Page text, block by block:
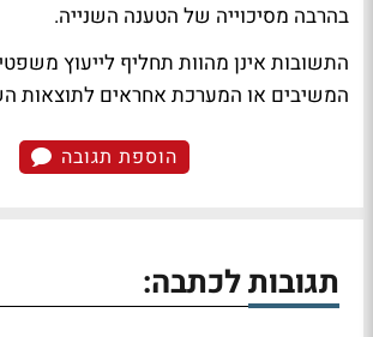
בהרבה מסיכוייה של הטענה השנייה.
התשובות אינן מהוות תחליף לייעוץ
המשיבים או המערכת אחראים לתוצאות
הוספת תגובה
תגובות לכתבה: